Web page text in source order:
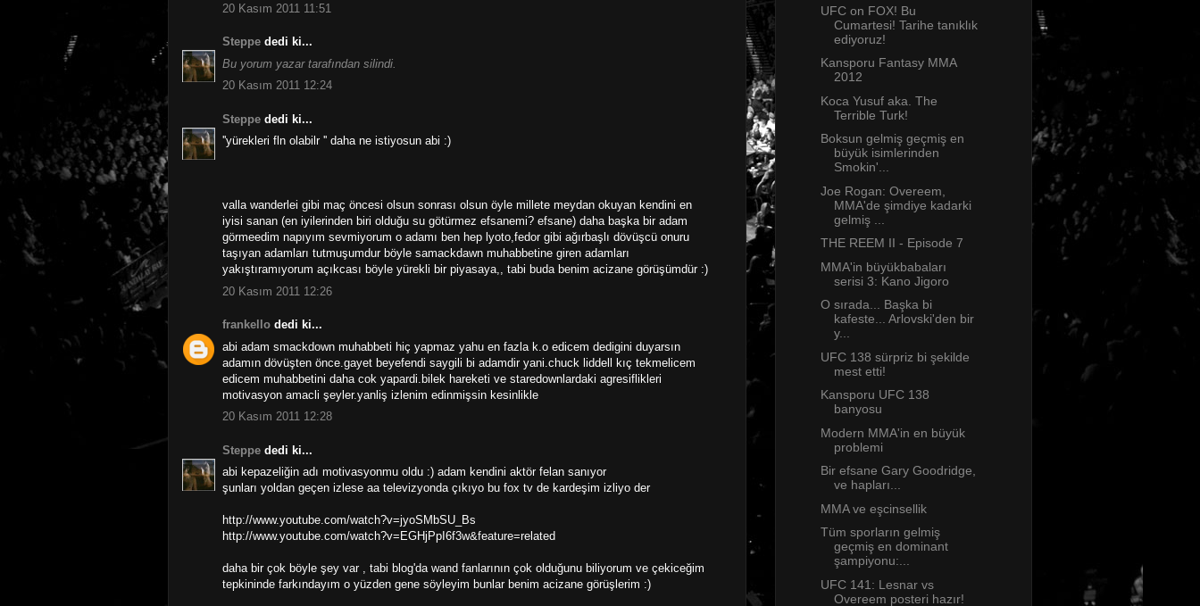
20 Kasım 2011 11:51
Steppe dedi ki...
Bu yorum yazar tarafından silindi.
20 Kasım 2011 12:24
Steppe dedi ki...
''yürekleri fln olabilr '' daha ne istiyosun abi :)
valla wanderlei gibi maç öncesi olsun sonrası olsun öyle millete meydan okuyan kendini en
iyisi sanan (en iyilerinden biri olduğu su götürmez efsanemi? efsane) daha başka bir adam
görmeedim napıyım sevmiyorum o adamı ben hep lyoto,fedor gibi ağırbaşlı dövüşcü onuru
taşıyan adamları tutmuşumdur böyle samackdawn muhabbetine giren adamları
yakıştıramıyorum açıkcası böyle yürekli bir piyasaya,, tabi buda benim acizane görüşümdür :)
20 Kasım 2011 12:26
frankello dedi ki...
abi adam smackdown muhabbeti hiç yapmaz yahu en fazla k.o edicem dedigini duyarsın
adamın dövüşten önce.gayet beyefendi saygili bi adamdir yani.chuck liddell kıç tekmelicem
edicem muhabbetini daha cok yapardi.bilek hareketi ve staredownlardaki agresiflikleri
motivasyon amacli şeyler.yanliş izlenim edinmişsin kesinlikle
20 Kasım 2011 12:28
Steppe dedi ki...
abi kepazeliğin adı motivasyonmu oldu :) adam kendini aktör felan sanıyor
şunları yoldan geçen izlese aa televizyonda çıkıyo bu fox tv de kardeşim izliyo der
http://www.youtube.com/watch?v=jyoSMbSU_Bs
http://www.youtube.com/watch?v=EGHjPpI6f3w&feature=related
daha bir çok böyle şey var , tabi blog'da wand fanlarının çok olduğunu biliyorum ve çekiceğim
tepkininde farkındayım o yüzden gene söyleyim bunlar benim acizane görüşlerim :)
UFC on FOX! Bu
Cumartesi! Tarihe tanıklık
ediyoruz!
Kansporu Fantasy MMA
2012
Koca Yusuf aka. The
Terrible Turk!
Boksun gelmiş geçmiş en
büyük isimlerinden
Smokin'...
Joe Rogan: Overeem,
MMA'de şimdiye kadarki
gelmiş ...
THE REEM II - Episode 7
MMA'in büyükbabaları
serisi 3: Kano Jigoro
O sırada... Başka bi
kafeste... Arlovski'den bir
y...
UFC 138 sürpriz bi şekilde
mest etti!
Kansporu UFC 138
banyosu
Modern MMA'in en büyük
problemi
Bir efsane Gary Goodridge,
ve hapları...
MMA ve eşcinsellik
Tüm sporların gelmiş
geçmiş en dominant
şampiyonu:...
UFC 141: Lesnar vs
Overeem posteri hazır!